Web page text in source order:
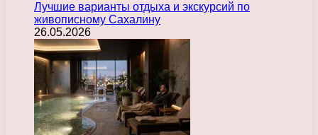
Лучшие варианты отдыха и экскурсий по
живописному Сахалину
26.05.2026